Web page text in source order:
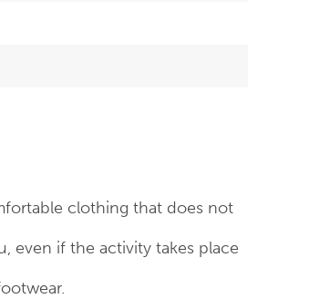
clothing that does not
even if the activity takes place